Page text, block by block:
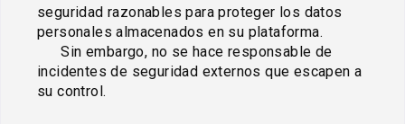
seguridad razonables para proteger los datos
personales almacenados en su plataforma.
      Sin embargo, no se hace responsable de
incidentes de seguridad externos que escapen a
su control.